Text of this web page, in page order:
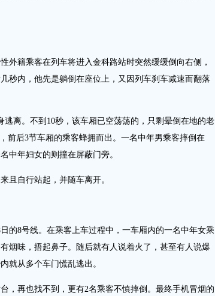
外籍乘客在列车将进入金科路站时突然缓缓倒向右侧，
秒内，他先是躺倒在座位上，又因列车刹车减速而翻落
逃离。不到10秒，该车厢已空荡荡的，只剩晕倒在地的老
前后3节车厢的乘客蜂拥而出。一名中年男乘客摔倒在
中年妇女的则撞在屏蔽门旁。
且自行站起，并随车离开。
的8号线。在乘客上车过程中，一车厢内的一名中年女乘
烟味，捂起鼻子。随后就有人说着火了，甚至有人说爆
就从多个车门慌乱逃出。
，再也找不到，更有2名乘客不慎摔倒。最终手机冒烟的